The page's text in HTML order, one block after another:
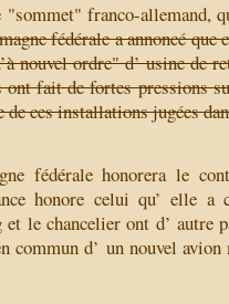
franco-allemand,
fédérale a annoncé que
nouvel ordre" d’ usine de
fait de fortes pressions
ces installations jugées
fédérale honorera le
honore celui qu’ elle a
le chancelier ont d’ autre
commun d’ un nouvel